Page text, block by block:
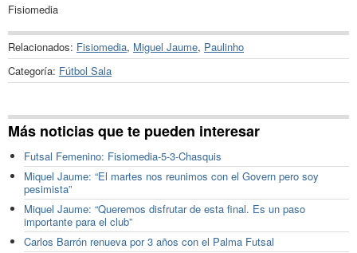
Fisiomedia
Relacionados: Fisiomedia, Miguel Jaume, Paulinho
Categoría: Fútbol Sala
Más noticias que te pueden interesar
Futsal Femenino: Fisiomedia-5-3-Chasquis
Miquel Jaume: “El martes nos reunimos con el Govern pero soy
pesimista”
Miquel Jaume: “Queremos disfrutar de esta final. Es un paso
importante para el club”
Carlos Barrón renueva por 3 años con el Palma Futsal